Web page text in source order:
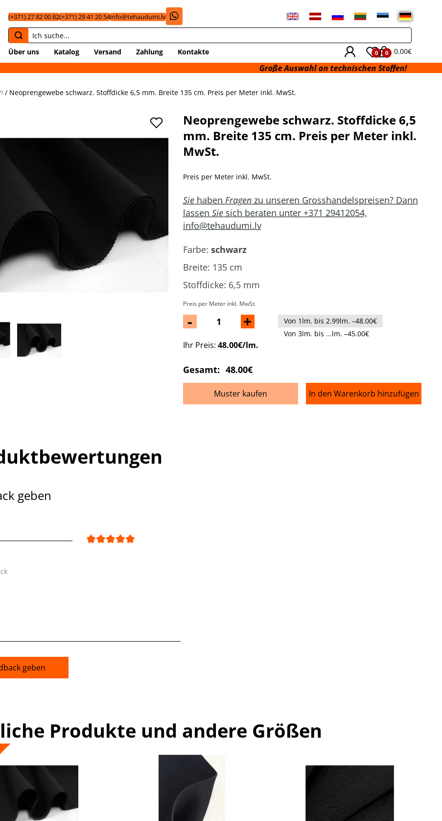
(+371) 27 82 00 82(+371) 29 41 20 54info@tehaudumi.lv
Über uns Katalog Versand Zahlung Kontakte 0 0 0.00€
Große Auswahl an technischen Stoffen!
/ Neoprengewebe schwarz. Stoffdicke 6,5 mm. Breite 135 cm. Preis per Meter inkl. MwSt.
Neoprengewebe schwarz. Stoffdicke 6,5
mm. Breite 135 cm. Preis per Meter inkl.
MwSt.
Preis per Meter inkl. MwSt.
Siehaben Fragenzu unseren Grosshandelspreisen? Dann
lassen Siesich beraten unter +371 29412054,
info@tehaudumi.lv
Farbe: schwarz
Breite: 135 cm
Stoffdicke: 6,5 mm
Preis per Meter inkl. MwSt.
- +
Ihr Preis: 48.00€/lm.
Von 1lm. bis 2.99lm. –48.00€
Von 3lm. bis ...lm. –45.00€
Gesamt: 48.00€
Muster kaufen In den Warenkorb hinzufügen
geben
geben
Produkte und andere Größen